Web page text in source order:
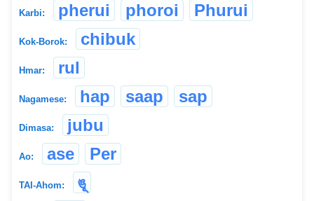
Karbi: pherui phoroi Phurui
Kok-Borok: chibuk
Hmar: rul
Nagamese: hap saap sap
Dimasa: jubu
Ao: ase Per
TAI-Ahom: ঙূ